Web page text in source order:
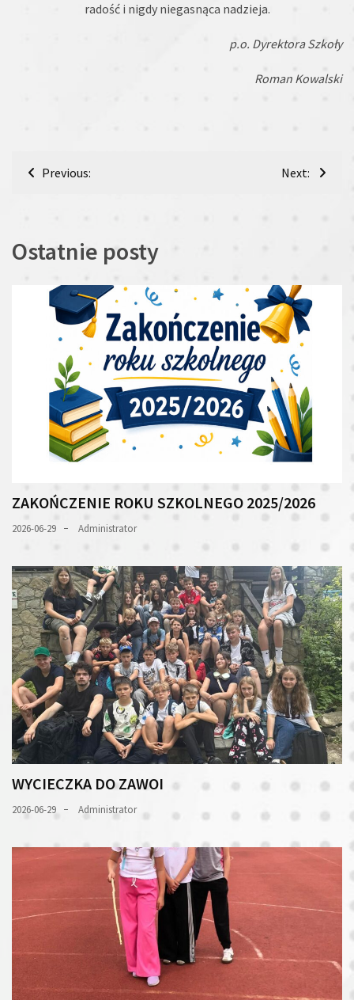
radość i nigdy niegasnąca nadzieja.
p.o. Dyrektora Szkoły
Roman Kowalski
Nawigacja
Previous: Next:
Ostatnie posty
ZAKOŃCZENIE ROKU SZKOLNEGO 2025/2026
2026-06-29 Administrator
WYCIECZKA DO ZAWOI
2026-06-29 Administrator